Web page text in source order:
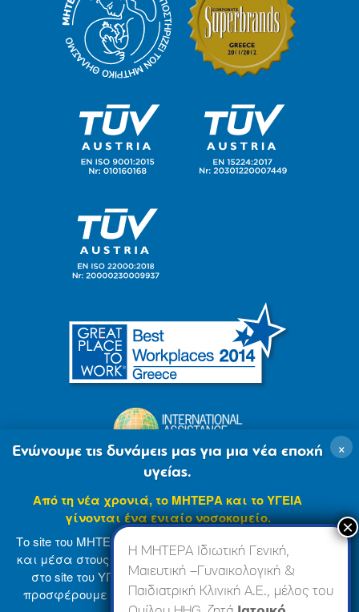
© 2007-2024 ΜΗΤΕΡΑ Α.Ε Όροι Χρήσης
Η ΜΗΤΕΡΑ Ιδιωτική Γενική,
Μαιευτική –Γυναικολογική &
Παιδιατρική Κλινική Α.Ε., μέλος του
×
Ενώνουμε τις δυνάμεις μας για μια νέα εποχή
υγείας.
Από τη νέα χρονιά, το ΜΗΤΕΡΑ και το ΥΓΕΙΑ
γίνονται ένα ενιαίο νοσοκομείο.
Το site του ΜΗΤΕΡΑ βρίσκεται σε φάση ανανέωσης
και μέσα στους επόμενους μήνες θα ενσωματωθεί
στο site του ΥΓΕΙΑ (www.hygeia.gr), ώστε να σας
προσφέρουμε μια πιο ολοκληρωμένη και ενιαία